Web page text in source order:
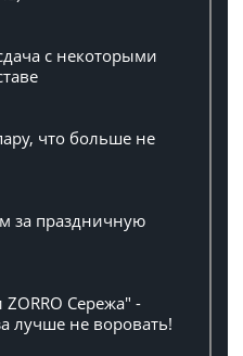
с некоторыми
что больше не
за праздничную
Сережа" -
лучше не воровать!